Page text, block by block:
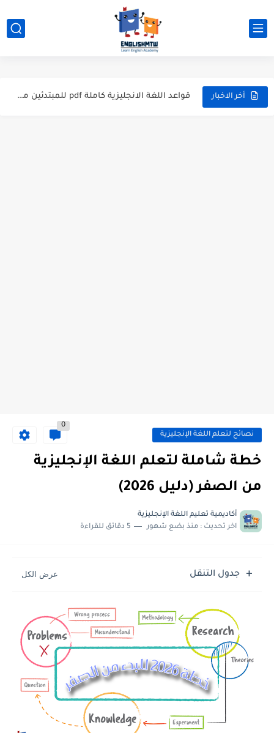
أخر الاخبار
modal verbs بالانجليزي: قواعد الاستخدام مع أمثلة
قواعد اللغة الانجليزية كاملة pdf للمبتدئين مجاناً
نصائح لتعلم اللغة الإنجليزية
0
خطة شاملة لتعلم اللغة الإنجليزية
من الصفر (دليل 2026)
أكاديمية تعليم اللغة الإنجليزية
اخر تحديث : منذ بضع شهور 5 دقائق للقراءة
جدول التنقل